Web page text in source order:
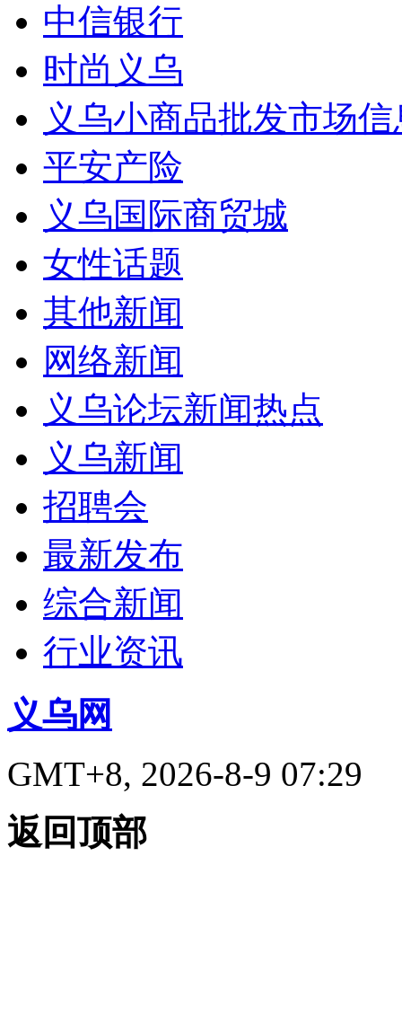
中信银行
时尚义乌
义乌小商品批发市场
平安产险
义乌国际商贸城
女性话题
其他新闻
网络新闻
义乌论坛新闻热点
义乌新闻
招聘会
最新发布
综合新闻
行业资讯
义乌网
GMT+8, 2026-8-9 07:29
返回顶部